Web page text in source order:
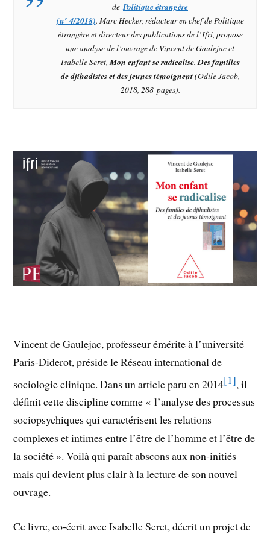
dePolitique étrangère
(n° 4/2018). Marc Hecker, rédacteur en chef dePolitique
étrangèreet directeur des publications de l’Ifri, propose
une analyse de l’ouvrage de Vincent de Gaulejac et
Isabelle Seret,Mon enfant se radicalise. Des familles
de djihadistes et des jeunes témoignent(Odile Jacob,
2018, 288 pages).
Vincent de Gaulejac, professeur émérite à l’université
Paris-Diderot, préside le Réseau international de
sociologie clinique. Dans un article paru en 2014[1], il
définit cette discipline comme « l’analyse des processus
sociopsychiques qui caractérisent les relations
complexes et intimes entre l’être de l’homme et l’être de
la société ». Voilà qui paraît abscons aux non-initiés
mais qui devient plus clair à la lecture de son nouvel
ouvrage.
Ce livre, co-écrit avec Isabelle Seret, décrit un projet de